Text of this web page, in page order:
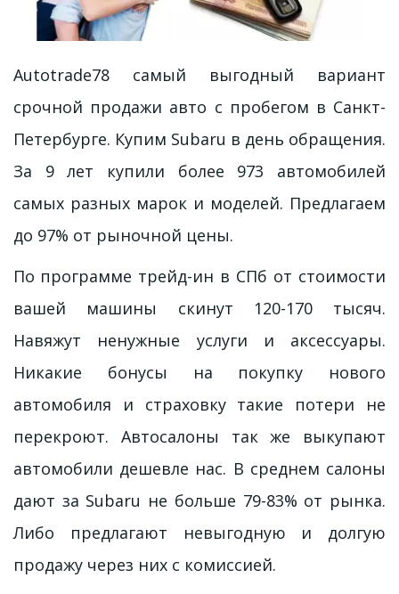
Autotrade78 самый выгодный вариант
срочной продажи авто с пробегом в Санкт-
Петербурге. Купим Subaru в день обращения.
За 9 лет купили более 973 автомобилей
самых разных марок и моделей. Предлагаем
до 97% от рыночной цены.
По программе трейд-ин в СПб от стоимости
вашей машины скинут 120-170 тысяч.
Навяжут ненужные услуги и аксессуары.
Никакие бонусы на покупку нового
автомобиля и страховку такие потери не
перекроют. Автосалоны так же выкупают
автомобили дешевле нас. В среднем салоны
дают за Subaru не больше 79-83% от рынка.
Либо предлагают невыгодную и долгую
продажу через них с комиссией.